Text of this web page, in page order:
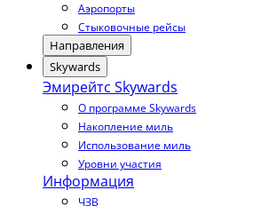
Аэропорты
Стыковочные рейсы
Направления
Skywards
Эмирейтс Skywards
О программе Skywards
Накопление миль
Использование миль
Уровни участия
Информация
ЧЗВ